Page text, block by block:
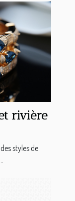
rivière
styles de